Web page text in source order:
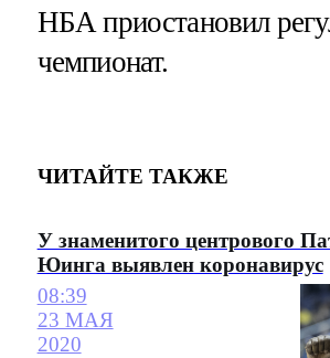
НБА приостановил
чемпионат.
ЧИТАЙТЕ ТАКЖЕ
У знаменитого центрового
Юинга выявлен коронавирус
08:39
23 МАЯ
2020